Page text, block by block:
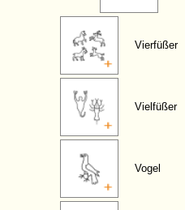
Vierfüßer
Vielfüßer
Vogel